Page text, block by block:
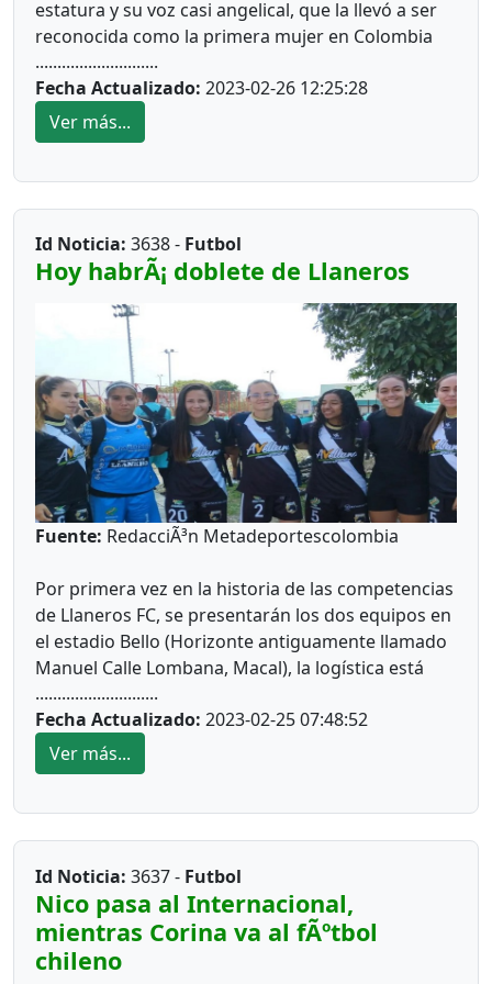
estatura y su voz casi angelical, que la llevó a ser
reconocida como la primera mujer en Colombia
que intento ejercer como juez-árbitro y luego
surgió como entrenadora del boxeo.
Nacida el 11 de febrero de 1959 en Villavicencio,
María Alicia León Fernández, nos hace un repaso
de cómo llegó al deporte y cómo transcurre su
vida hoy.
¿Cuéntenos su pasión por el deporte?
Desde muy joven, cuando era estudiante del INEM
Luis López de Mesa, empecé a visitar los
escenarios que tenía mi colegio y el Coliseo Los
Conquistadores.
Yo practiqué el softbol con Jesús Puello Villa y
luego las pesas con Tarquiliano Romero; incluso
alcance recibir algunas clases de baloncesto, pero
me rechazaron por ser muy bajita.
Una tarde me dio por asomarme al improvisado
gimnasio de boxeo que quedaban debajo de las
Mesa Amaya y me gusto el sacrificio y el
entrenamiento de los deportistas.
............................
Fecha Actualizado: 2023-02-26 12:25:28
Ver más...
Id Noticia: 3638 - Futbol
Hoy habrÃ¡ doblete de Llaneros
Fuente: RedacciÃ³n Metadeportescolombia
Por primera vez en la historia de las competencias
de Llaneros FC, se presentarán los dos equipos en
el estadio Bello (Horizonte antiguamente llamado
Manuel Calle Lombana, Macal), la logística está
preparado para que los aficionados vean dos
partidos con una boleta.
El primer encuentro será por la cuarta fecha del
Torneo BetPlay, que será disputado por Llaneros
FC, que marcha en la décima posición con tres
puntos, mientras que su rival, el Osomarso está
de detrás con los mismos puntos.
............................
Fecha Actualizado: 2023-02-25 07:48:52
Ver más...
Id Noticia: 3637 - Futbol
Nico pasa al Internacional,
mientras Corina va al fÃºtbol
chileno